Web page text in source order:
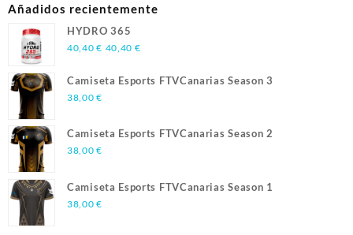
Añadidos recientemente
HYDRO 365
40,40€ 40,40 €
Camiseta Esports FTVCanarias Season 3
38,00€
Camiseta Esports FTVCanarias Season 2
38,00€
Camiseta Esports FTVCanarias Season 1
38,00€